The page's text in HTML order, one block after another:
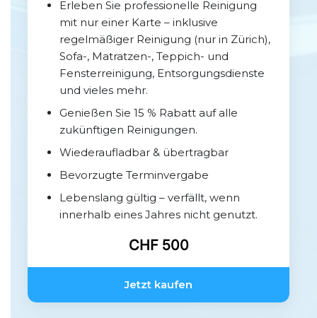
Erleben Sie professionelle Reinigung
mit nur einer Karte – inklusive
regelmäßiger Reinigung (nur in Zürich),
Sofa-, Matratzen-, Teppich- und
Fensterreinigung, Entsorgungsdienste
und vieles mehr.
Genießen Sie 15 % Rabatt auf alle
zukünftigen Reinigungen.
Wiederaufladbar & übertragbar
Bevorzugte Terminvergabe
Lebenslang gültig – verfällt, wenn
innerhalb eines Jahres nicht genutzt.
CHF 500
Jetzt kaufen